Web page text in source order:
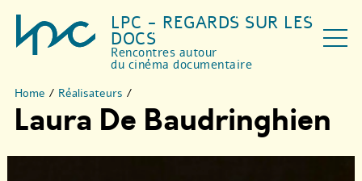
LPC - REGARDS SUR LES
DOCS
Rencontres autour
du cinéma documentaire
Home / Réalisateurs /
Laura De Baudringhien